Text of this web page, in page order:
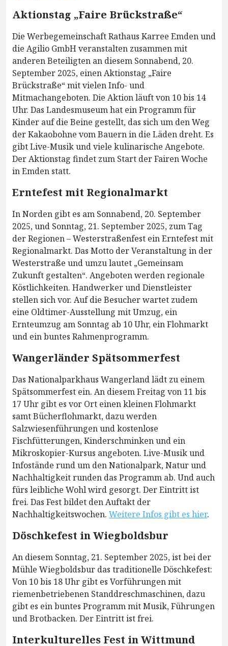
Aktionstag „Faire Brückstraße“
Die Werbegemeinschaft Rathaus Karree Emden und
die Agilio GmbH veranstalten zusammen mit
anderen Beteiligten an diesem Sonnabend, 20.
September 2025, einen Aktionstag „Faire
Brückstraße“ mit vielen Info- und
Mitmachangeboten. Die Aktion läuft von 10 bis 14
Uhr. Das Landesmuseum hat ein Programm für
Kinder auf die Beine gestellt, das sich um den Weg
der Kakaobohne vom Bauern in die Läden dreht. Es
gibt Live-Musik und viele kulinarische Angebote.
Der Aktionstag findet zum Start der Fairen Woche
in Emden statt.
Erntefest mit Regionalmarkt
In Norden gibt es am Sonnabend, 20. September
2025, und Sonntag, 21. September 2025, zum Tag
der Regionen – Westerstraßenfest ein Erntefest mit
Regionalmarkt. Das Motto der Veranstaltung in der
Westerstraße und umzu lautet „Gemeinsam
Zukunft gestalten“. Angeboten werden regionale
Köstlichkeiten. Handwerker und Dienstleister
stellen sich vor. Auf die Besucher wartet zudem
eine Oldtimer-Ausstellung mit Umzug, ein
Ernteumzug am Sonntag ab 10 Uhr, ein Flohmarkt
und ein buntes Rahmenprogramm.
Wangerländer Spätsommerfest
Das Nationalparkhaus Wangerland lädt zu einem
Spätsommerfest ein. An diesem Freitag von 11 bis
17 Uhr gibt es vor Ort einen kleinen Flohmarkt
samt Bücherflohmarkt, dazu werden
Salzwiesenführungen und kostenlose
Fischfütterungen, Kinderschminken und ein
Mikroskopier-Kursus angeboten. Live-Musik und
Infostände rund um den Nationalpark, Natur und
Nachhaltigkeit runden das Programm ab. Und auch
fürs leibliche Wohl wird gesorgt. Der Eintritt ist
frei. Das Fest bildet den Auftakt der
Nachhaltigkeitswochen. Weitere Infos gibt es hier.
Döschkefest in Wiegboldsbur
An diesem Sonntag, 21. September 2025, ist bei der
Mühle Wiegboldsbur das traditionelle Döschkefest:
Von 10 bis 18 Uhr gibt es Vorführungen mit
riemenbetriebenen Standdreschmaschinen, dazu
gibt es ein buntes Programm mit Musik, Führungen
und Brotbacken. Der Eintritt ist frei.
Interkulturelles Fest in Wittmund